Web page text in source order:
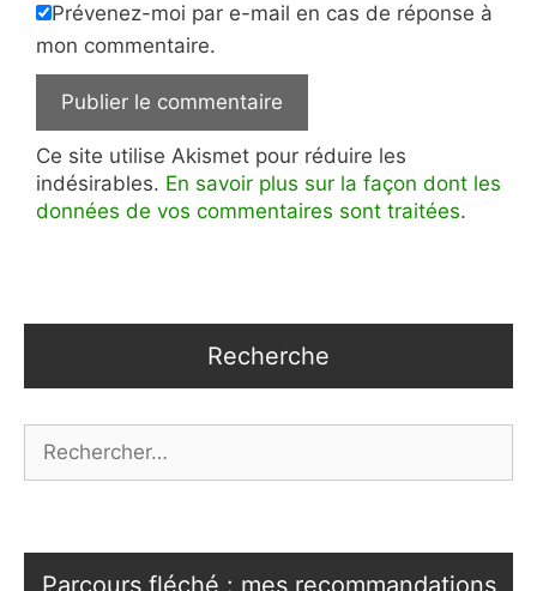
Prévenez-moi par e-mail en cas de réponse à
mon commentaire.
Ce site utilise Akismet pour réduire les
indésirables. En savoir plus sur la façon dont les
données de vos commentaires sont traitées.
Recherche
Parcours fléché : mes recommandations